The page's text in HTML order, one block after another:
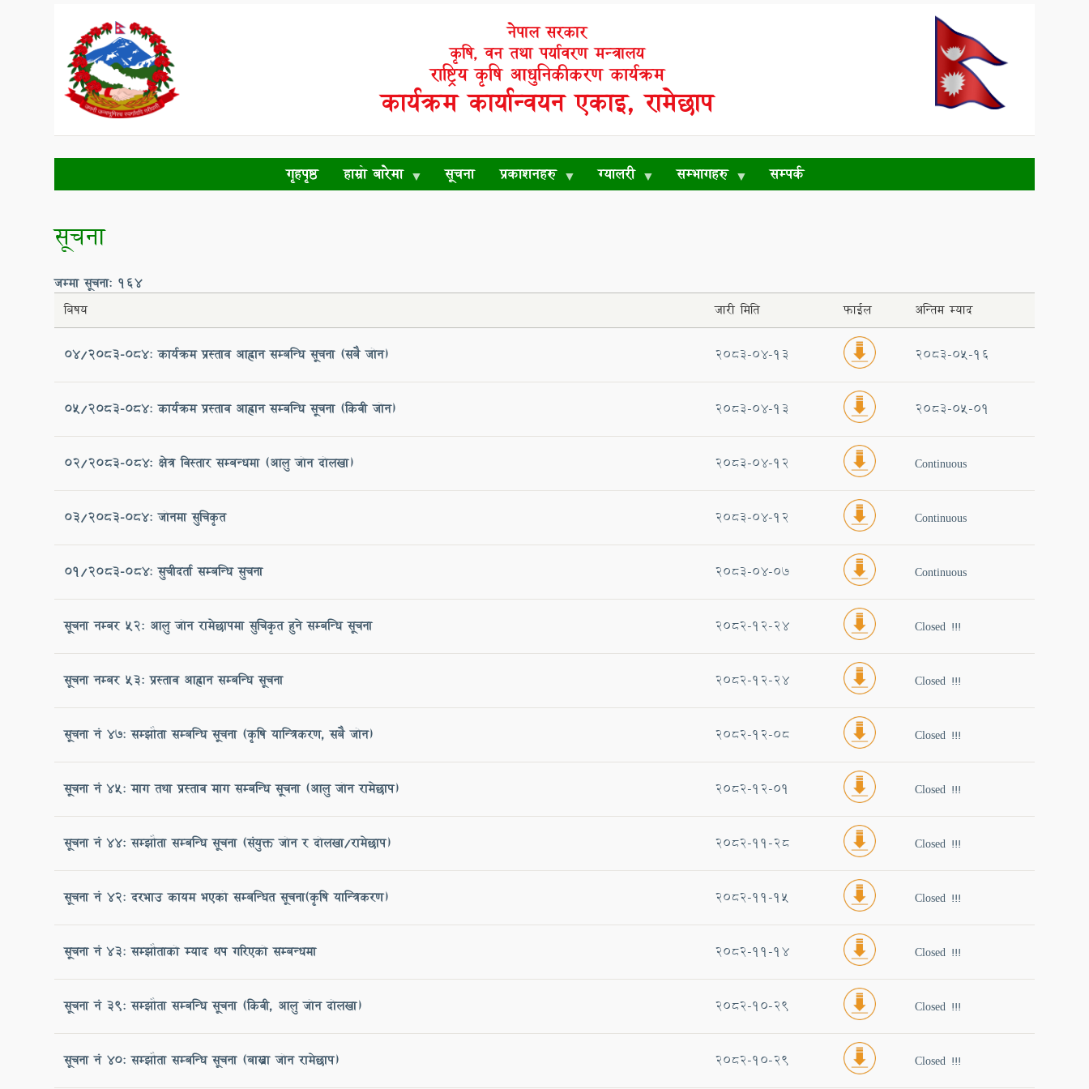
नेपाल सरकार
कृषि, वन तथा पर्यावरण मन्त्रालय
राष्ट्रिय कृषि आधुनिकीकरण कार्यक्रम
कार्यक्रम कार्यान्वयन एकाइ, रामेछाप
गृहपृष्ठ हाम्रो बारेमा सूचना प्रकाशनहरु ग्यालरी सम्भागहरु सम्पर्क
सूचना
जम्मा सूचना: 164
बिषय
जारी मिति फाईल अन्तिम म्याद
०४/२०८३-०८४: कार्यक्रम प्रस्ताव आह्वान सम्बन्धि सूचना (सबै जोन) 2083-04-13 2083-05-16
05/२०८३-०८४: कार्यक्रम प्रस्ताव आह्वान सम्बन्धि सूचना (किवी जोन) 2083-04-13 2083-05-01
02/2083-084: क्षेत्र विस्तार सम्बन्धमा (आलु जोन दोलखा) 2083-04-12 Continuous
०३/२०८३-०८४: जोनमा सुचिकृत 2083-04-12 Continuous
01/2083-084: सुचीदर्ता सम्बन्धि सुचना 2083-04-07 Continuous
सूचना नम्बर ५२: आलु जोन रामेछापमा सुचिकृत हुने सम्बन्धि सूचना 2082-12-24 Closed !!!
सूचना नम्बर ५३: प्रस्ताव आह्वान सम्बन्धि सूचना 2082-12-24 Closed !!!
सूचना नं 47: सम्झौता सम्बन्धि सूचना (कृषि यान्त्रिकरण, सबै जोन) 2082-12-08 Closed !!!
सूचना नं ४5: माग तथा प्रस्ताव माग सम्बन्धि सूचना (आलु जोन रामेछाप) 2082-12-01 Closed !!!
सूचना नं ४४: सम्झौता सम्बन्धि सूचना (संयुक्त जोन र दोलखा/रामेछाप) 2082-11-28 Closed !!!
सूचना नं 42: दरभाउ कायम भएको सम्बन्धित सूचना(कृषि यान्त्रिकरण) 2082-11-15 Closed !!!
सूचना नं ४३: सम्झौताको म्याद थप गरिएको सम्बन्धमा 2082-11-14 Closed !!!
सूचना नं ३९: सम्झौता सम्बन्धि सूचना (किवी, आलु जोन दोलखा) 2082-10-29 Closed !!!
सूचना नं 40: सम्झौता सम्बन्धि सूचना (बाख्रा जोन रामेछाप) 2082-10-29 Closed !!!